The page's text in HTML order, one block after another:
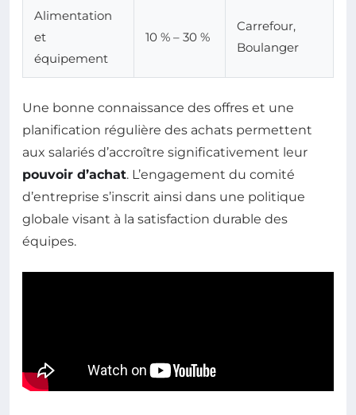
Alimentation
et
équipement
10 % – 30 %
Carrefour,
Boulanger
Une bonne connaissance des offres et une
planification régulière des achats permettent
aux salariés d’accroître significativement leur
pouvoir d’achat. L’engagement du comité
d’entreprise s’inscrit ainsi dans une politique
globale visant à la satisfaction durable des
équipes.